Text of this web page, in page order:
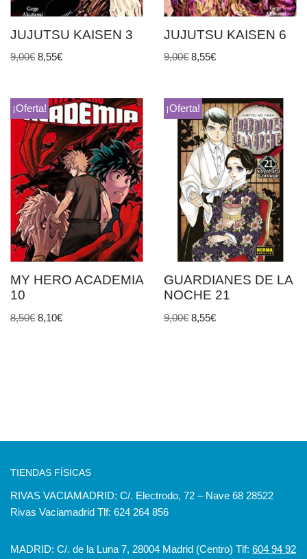
JUJUTSU KAISEN 3
9,00€ 8,55€
JUJUTSU KAISEN 6
9,00€ 8,55€
¡Oferta!
MY HERO ACADEMIA
10
8,50€ 8,10€
¡Oferta!
GUARDIANES DE LA
NOCHE 21
9,00€ 8,55€
TIENDAS FÍSICAS
RIVAS VACIAMADRID: C/. Electrodo, 72 – Nave 68 28522
Rivas Vaciamadrid Tlf: 624 264 856
MADRID: C/. de la Luna 7, 28004 Madrid (Centro) Tlf: 604 94 92